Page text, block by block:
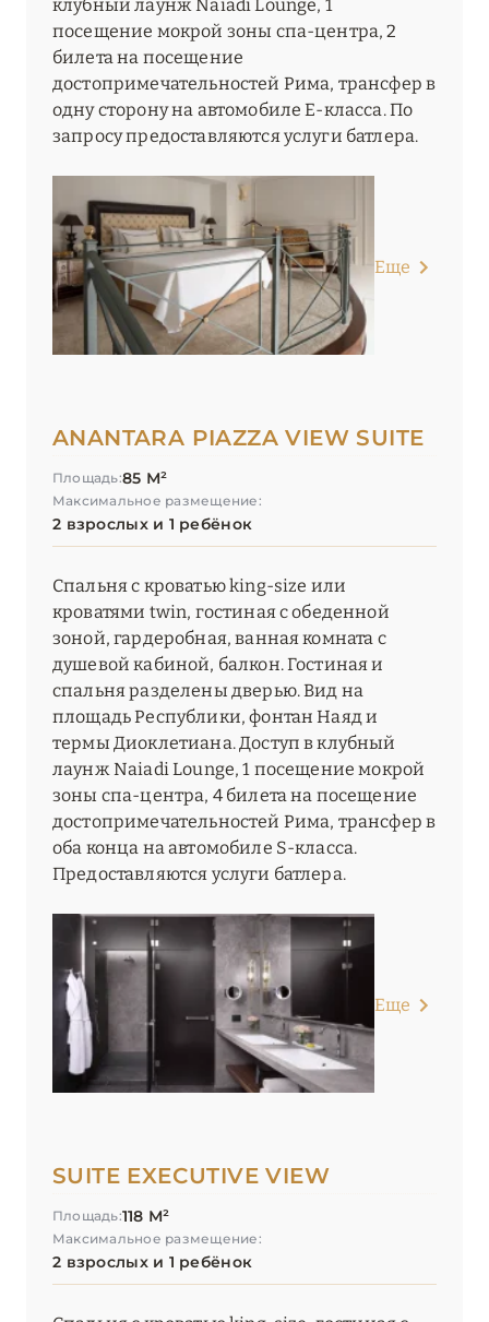
клубный лаунж Naiadi Lounge, 1
посещение мокрой зоны спа-центра, 2
билета на посещение
достопримечательностей Рима, трансфер в
одну сторону на автомобиле E-класса. По
запросу предоставляются услуги батлера.
Еще
ANANTARA PIAZZA VIEW SUITE
Площадь:85 М²
Максимальное размещение:
2 взрослых и 1 ребёнок
Спальня с кроватью king-size или
кроватями twin, гостиная с обеденной
зоной, гардеробная, ванная комната с
душевой кабиной, балкон. Гостиная и
спальня разделены дверью. Вид на
площадь Республики, фонтан Наяд и
термы Диоклетиана. Доступ в клубный
лаунж Naiadi Lounge, 1 посещение мокрой
зоны спа-центра, 4 билета на посещение
достопримечательностей Рима, трансфер в
оба конца на автомобиле S-класса.
Предоставляются услуги батлера.
Еще
SUITE EXECUTIVE VIEW
Площадь:118 М²
Максимальное размещение:
2 взрослых и 1 ребёнок